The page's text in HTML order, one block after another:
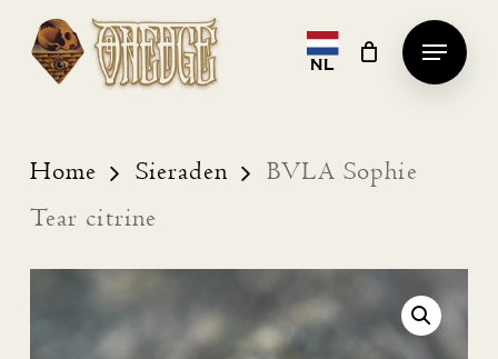
Skip
content
NL
Menu
Home Sieraden
BVLA Sophie
Tear citrine